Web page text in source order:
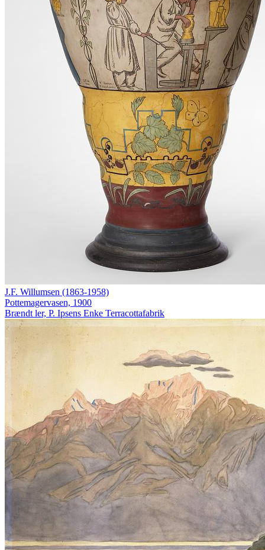
J.F. Willumsen (1863-1958)
Pottemagervasen, 1900
Brændt ler, P. Ipsens Enke Terracottafabrik